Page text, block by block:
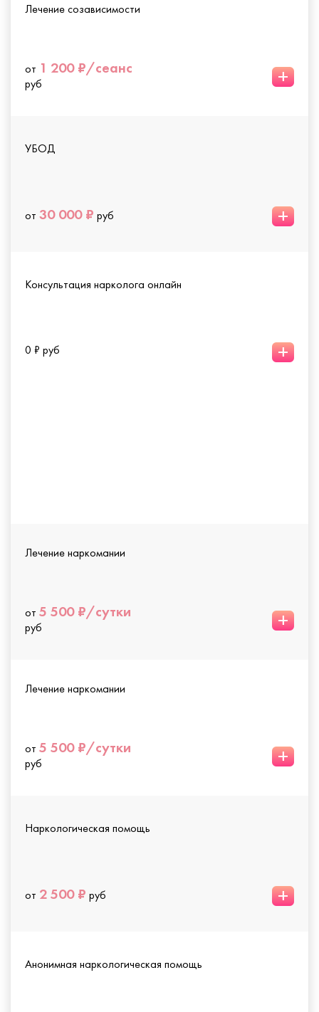
Лечение созависимости
от 1 200 ₽/сеанс
руб +
УБОД
от 30 000 ₽ руб +
Консультация нарколога онлайн
0 ₽ руб +
Лечение наркомании
от 5 500 ₽/сутки
руб +
Лечение наркомании
от 5 500 ₽/сутки
руб +
Наркологическая помощь
от 2 500 ₽ руб +
Анонимная наркологическая помощь